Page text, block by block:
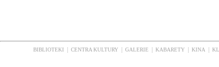
BIBLIOTEKI CENTRA KULTURY GALERIE KABARETY KINA